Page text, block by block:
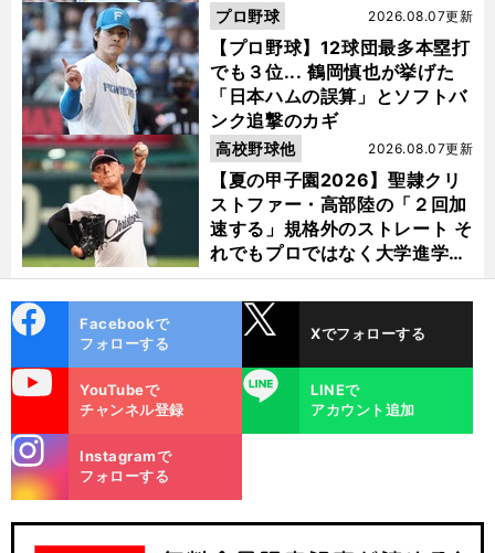
【プロ野球】12球団最多本塁打
でも３位... 鶴岡慎也が挙げた
「日本ハムの誤算」とソフトバ
ンク追撃のカギ
2026.08.07更新
プロ野球
【夏の甲子園2026】聖隷クリ
ストファー・高部陸の「２回加
速する」規格外のストレート そ
れでもプロではなく大学進学を
選ぶ理由
2026.08.07更新
高校野球他
ok
Facebookで
フォローする
Xでフォローする
YouTubeで
チャンネル登録
LINE
LINEで
アカウント追加
m
Instagramで
フォローする